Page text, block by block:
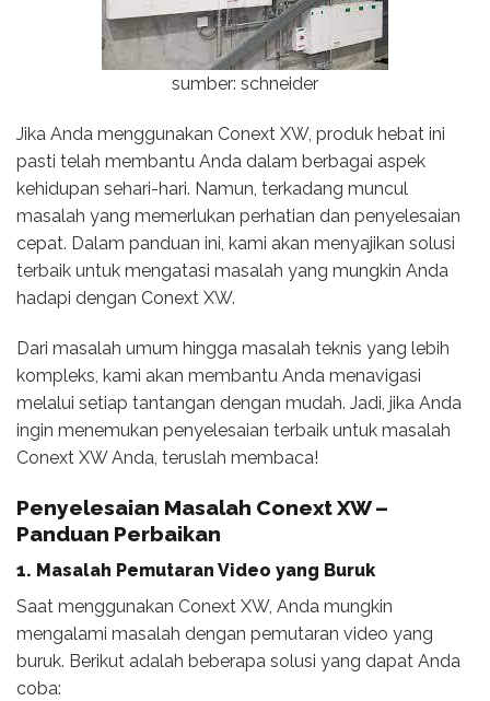
sumber: schneider
Jika Anda menggunakan Conext XW, produk hebat ini
pasti telah membantu Anda dalam berbagai aspek
kehidupan sehari-hari. Namun, terkadang muncul
masalah yang memerlukan perhatian dan penyelesaian
cepat. Dalam panduan ini, kami akan menyajikan solusi
terbaik untuk mengatasi masalah yang mungkin Anda
hadapi dengan Conext XW.
Dari masalah umum hingga masalah teknis yang lebih
kompleks, kami akan membantu Anda menavigasi
melalui setiap tantangan dengan mudah. Jadi, jika Anda
ingin menemukan penyelesaian terbaik untuk masalah
Conext XW Anda, teruslah membaca!
Penyelesaian Masalah Conext XW –
Panduan Perbaikan
1. Masalah Pemutaran Video yang Buruk
Saat menggunakan Conext XW, Anda mungkin
mengalami masalah dengan pemutaran video yang
buruk. Berikut adalah beberapa solusi yang dapat Anda
coba: